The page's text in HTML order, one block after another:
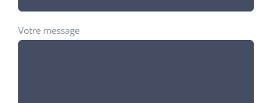
Votre message